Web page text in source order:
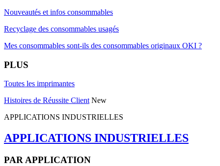
Nouveautés et infos consommables
Recyclage des consommables usagés
Mes consommables sont-ils des consommables originaux OKI ?
PLUS
Toutes les imprimantes
Histoires de Réussite Client New
APPLICATIONS INDUSTRIELLES
APPLICATIONS INDUSTRIELLES
PAR APPLICATION